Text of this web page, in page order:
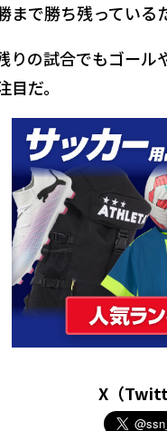
まで勝ち残っている
りの試合でもゴー
だ。
X（